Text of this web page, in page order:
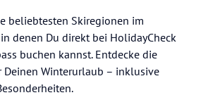
beliebtesten Skiregionen im
denen Du direkt bei HolidayCheck
buchen kannst. Entdecke die
Deinen Winterurlaub – inklusive